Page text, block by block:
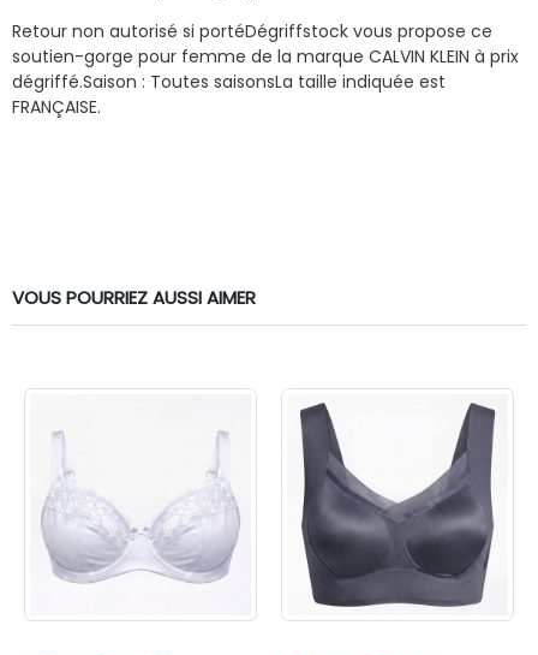
Retour non autorisé si portéDégriffstock vous propose ce
soutien-gorge pour femme de la marque CALVIN KLEIN à prix
dégriffé.Saison : Toutes saisonsLa taille indiquée est
FRANÇAISE.
VOUS POURRIEZ AUSSI AIMER